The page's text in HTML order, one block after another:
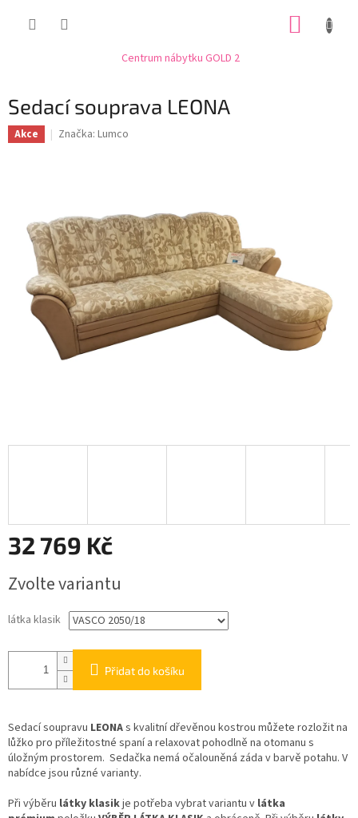
Centrum nábytku GOLD 2
Sedací souprava LEONA
Akce Značka: Lumco
32 769 Kč
cena:
Zvolte variantu
látka klasik
Přidat do košíku
Sedací soupravu LEONAs kvalitní dřevěnou kostrou můžete rozložit na
lůžko pro příležitostné spaní a relaxovat pohodlně na otomanu s
úložným prostorem. Sedačka nemá očalouněná záda v barvě potahu. V
nabídce jsou různé varianty.
Při výběru látky klasikje potřeba vybrat variantu v látka